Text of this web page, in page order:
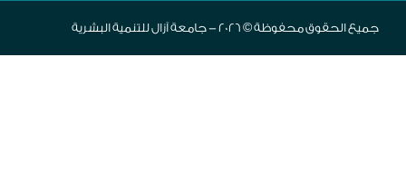
جميع الحقوق محفوظة © 2026 - جامعة آزال للتنمية البشرية